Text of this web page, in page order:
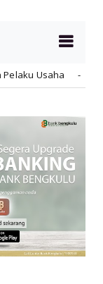
Rawat Tenaga